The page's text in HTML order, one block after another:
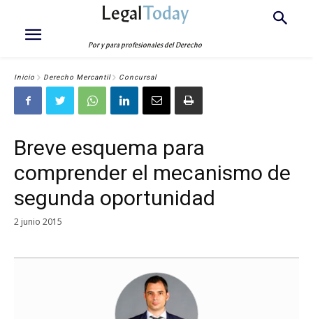
LegalToday
Por y para profesionales del Derecho
Inicio Derecho Mercantil Concursal
Breve esquema para
comprender el mecanismo de
segunda oportunidad
2 junio 2015